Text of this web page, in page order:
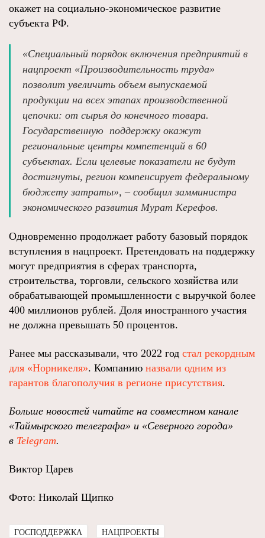
окажет на социально-экономическое развитие
субъекта РФ.
«Специальный порядок включения предприятий в
нацпроект «Производительность труда»
позволит увеличить объем выпускаемой
продукции на всех этапах производственной
цепочки: от сырья до конечного товара.
Государственную поддержку окажут
региональные центры компетенций в 60
субъектах. Если целевые показатели не будут
достигнуты, регион компенсирует федеральному
бюджету затраты», – сообщил замминистра
экономического развития Мурат Керефов.
Одновременно продолжает работу базовый порядок
вступления в нацпроект. Претендовать на поддержку
могут предприятия в сферах транспорта,
строительства, торговли, сельского хозяйства или
обрабатывающей промышленности с выручкой более
400 миллионов рублей. Доля иностранного участия
не должна превышать 50 процентов.
Ранее мы рассказывали, что 2022 год стал рекордным
для «Норникеля». Компанию назвали одним из
гарантов благополучия в регионе присутствия.
Больше новостей читайте на совместном канале
«Таймырского телеграфа» и «Северного города»
в Telegram.
Виктор Царев
Фото: Николай Щипко
ГОСПОДДЕРЖКА НАЦПРОЕКТЫ